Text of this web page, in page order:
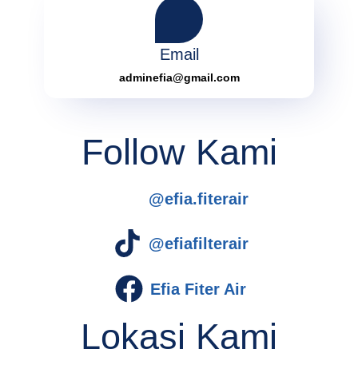
Email
adminefia@gmail.com
Follow Kami
@efia.fiterair
@efiafilterair
Efia Fiter Air
Lokasi Kami